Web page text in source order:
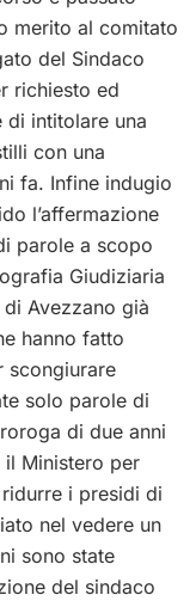
merito al comitato
del Sindaco
richiesto ed
di intitolare una
con una
fa. Infine indugio
l’affermazione
parole a scopo
Giudiziaria
Avezzano già
hanno fatto
scongiurare
solo parole di
di due anni
Ministero per
i presidi di
nel vedere un
sono state
del sindaco